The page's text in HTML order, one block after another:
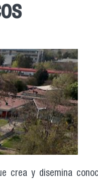
crea y disemina